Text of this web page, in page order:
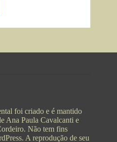
foi criado e é mantido
Ana Paula Cavalcanti e
Não tem fins
A reprodução de seu